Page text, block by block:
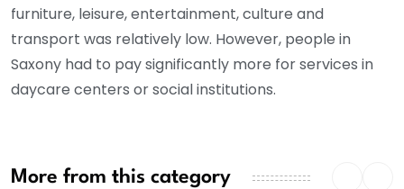
furniture, leisure, entertainment, culture and
transport was relatively low. However, people in
Saxony had to pay significantly more for services in
daycare centers or social institutions.
More from this category